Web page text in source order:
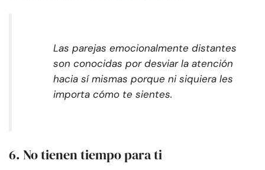
Las parejas emocionalmente distantes
son conocidas por desviar la atención
hacia sí mismas porque ni siquiera les
importa cómo te sientes.
6. No tienen tiempo para ti